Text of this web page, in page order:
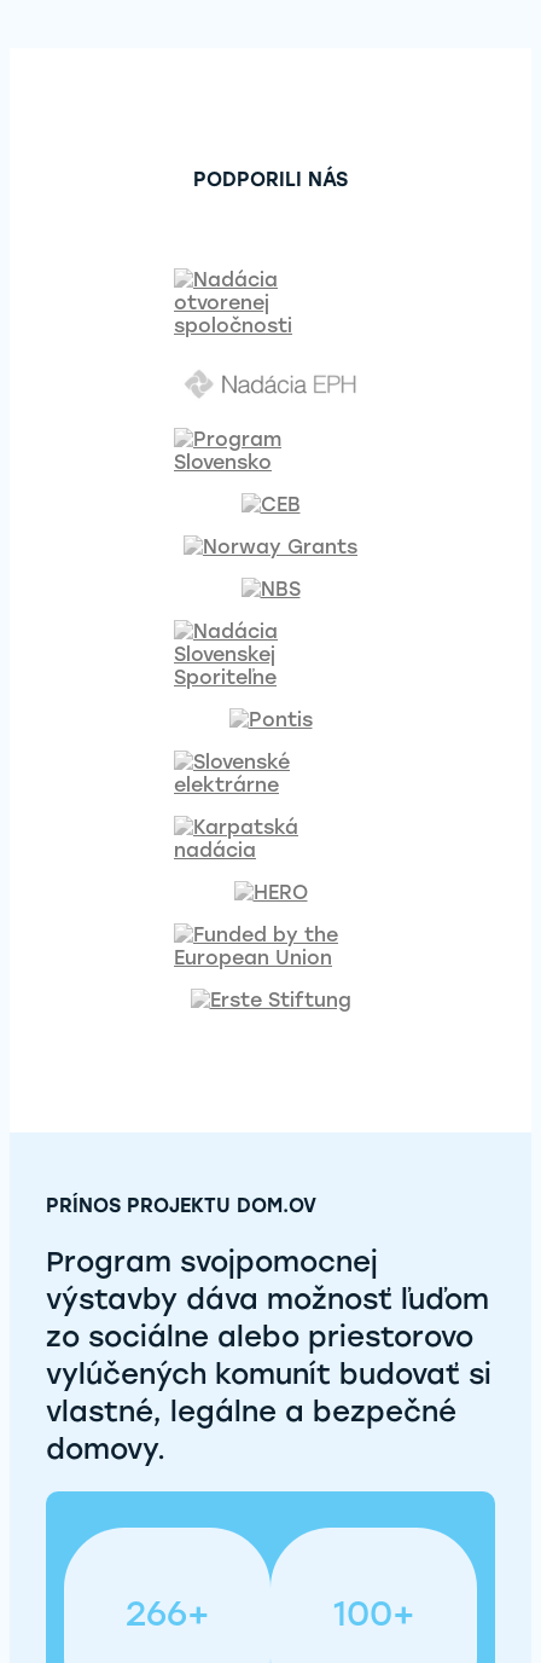
PODPORILI NÁS
PRÍNOS PROJEKTU DOM.OV
Program svojpomocnej
výstavby dáva možnosť ľuďom
zo sociálne alebo priestorovo
vylúčených komunít budovať si
vlastné, legálne a bezpečné
domovy.
266+ 100+